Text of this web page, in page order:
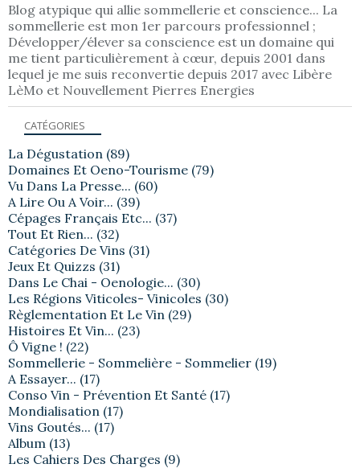
Blog atypique qui allie sommellerie et conscience... La
sommellerie est mon 1er parcours professionnel ;
Développer/élever sa conscience est un domaine qui
me tient particulièrement à cœur, depuis 2001 dans
lequel je me suis reconvertie depuis 2017 avec Libère
LèMo et Nouvellement Pierres Energies
CATÉGORIES
La Dégustation (89)
Domaines Et Oeno-Tourisme (79)
Vu Dans La Presse... (60)
A Lire Ou A Voir... (39)
Cépages Français Etc... (37)
Tout Et Rien... (32)
Catégories De Vins (31)
Jeux Et Quizzs (31)
Dans Le Chai - Oenologie... (30)
Les Régions Viticoles- Vinicoles (30)
Règlementation Et Le Vin (29)
Histoires Et Vin... (23)
Ô Vigne ! (22)
Sommellerie - Sommelière - Sommelier (19)
A Essayer... (17)
Conso Vin - Prévention Et Santé (17)
Mondialisation (17)
Vins Goutés... (17)
Album (13)
Les Cahiers Des Charges (9)